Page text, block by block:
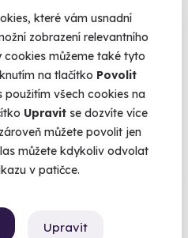
které vám usnadní
zobrazení relevantního
cookies můžeme také tyto
na tlačítko Povolit
použitím všech cookies na
Upravit se dozvíte více
můžete povolit jen
můžete kdykoliv odvolat
v patičce.
Upravit
máme
zákazníků.